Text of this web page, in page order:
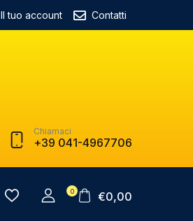
Il tuo account Contatti
Chiamaci
+39 041-4967706
0 €0,00